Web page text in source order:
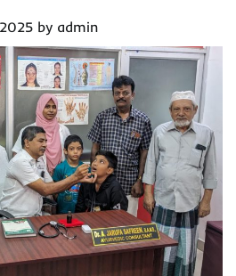
by admin